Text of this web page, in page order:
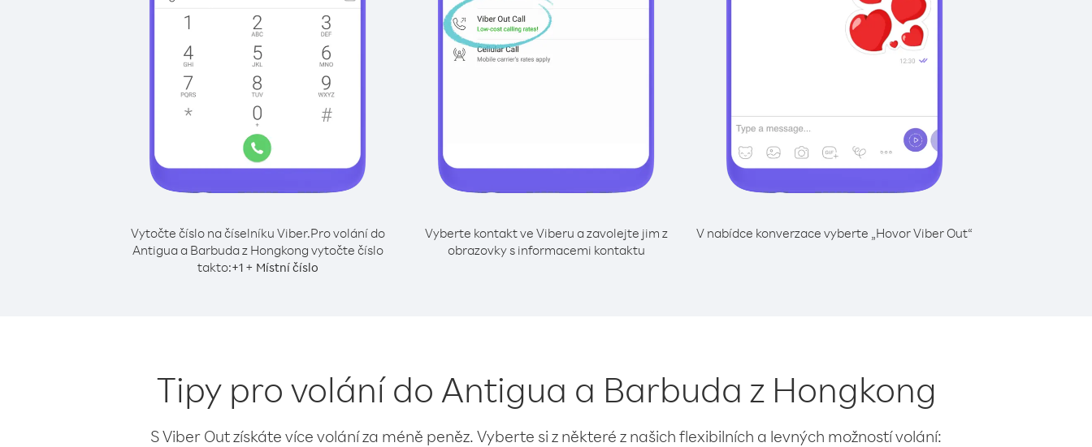
Vytočte číslo na číselníku Viber.Pro volání do
Antigua a Barbuda z Hongkong vytočte číslo
takto:+1+ Místní číslo
Vyberte kontakt ve Viberu a zavolejte jim z
obrazovky s informacemi kontaktu
V nabídce konverzace vyberte „Hovor Viber Out“
Tipy pro volání do Antigua a Barbuda z Hongkong
S Viber Out získáte více volání za méně peněz. Vyberte si z některé z našich flexibilních a levných možností volání: